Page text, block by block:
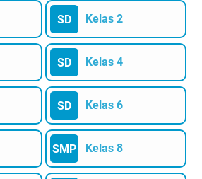
SD Kelas 2
SD Kelas 4
SD Kelas 6
SMP Kelas 8